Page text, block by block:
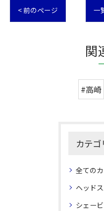
< 前のページ 一
関
#高崎
カテゴ
全ての
ヘッド
シェー